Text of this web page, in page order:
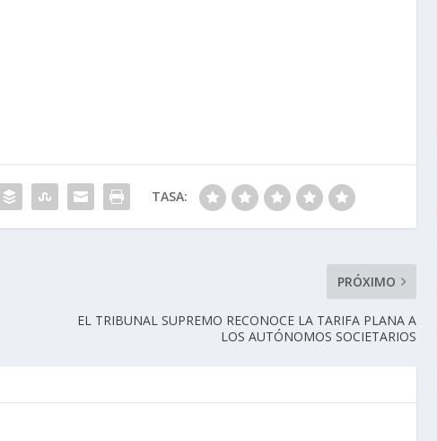
TASA:
PRÓXIMO
EL TRIBUNAL SUPREMO RECONOCE LA TARIFA PLANA A
LOS AUTÓNOMOS SOCIETARIOS